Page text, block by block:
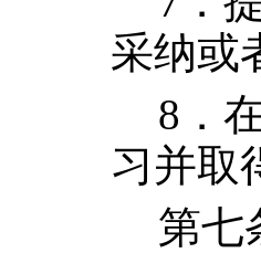
采纳或
8 ．
习并取
第七